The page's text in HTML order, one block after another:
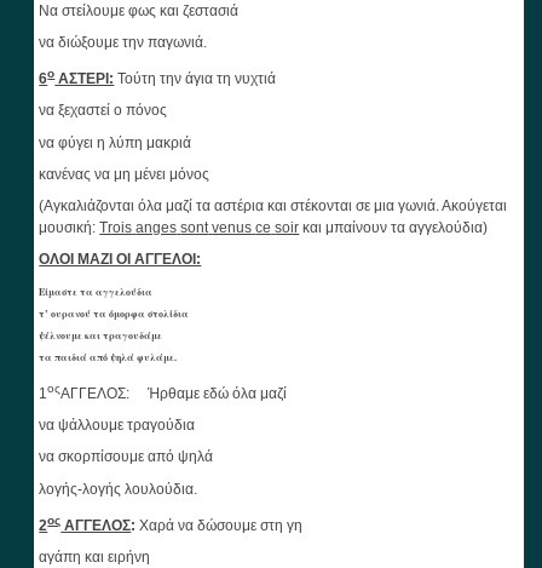
Να στείλουμε φως και ζεστασιά
να διώξουμε την παγωνιά.
6οΑΣΤΕΡΙ: Τούτη την άγια τη νυχτιά
να ξεχαστεί ο πόνος
να φύγει η λύπη μακριά
κανένας να μη μένει μόνος
(Αγκαλιάζονται όλα μαζί τα αστέρια και στέκονται σε μια γωνιά. Ακούγεται
μουσική:Trois anges sont venus ce soir και μπαίνουν τα αγγελούδια)
ΟΛΟΙ ΜΑΖΙ ΟΙ ΑΓΓΕΛΟΙ:
Είμαστε τα αγγελούδια
τ’ ουρανού τα όμορφα στολίδια
ψέλνουμε και τραγουδάμε
τα παιδιά από ψηλά φυλάμε.
1οςΑΓΓΕΛΟΣ: Ήρθαμε εδώ όλα μαζί
να ψάλλουμε τραγούδια
να σκορπίσουμε από ψηλά
λογής-λογής λουλούδια.
2ος ΑΓΓΕΛΟΣ:Χαρά να δώσουμε στη γη
αγάπη και ειρήνη